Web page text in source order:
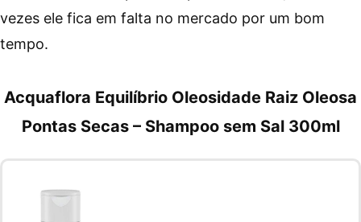
vezes ele fica em falta no mercado por um bom
tempo.
Acquaflora Equilíbrio Oleosidade Raiz Oleosa
Pontas Secas – Shampoo sem Sal 300ml